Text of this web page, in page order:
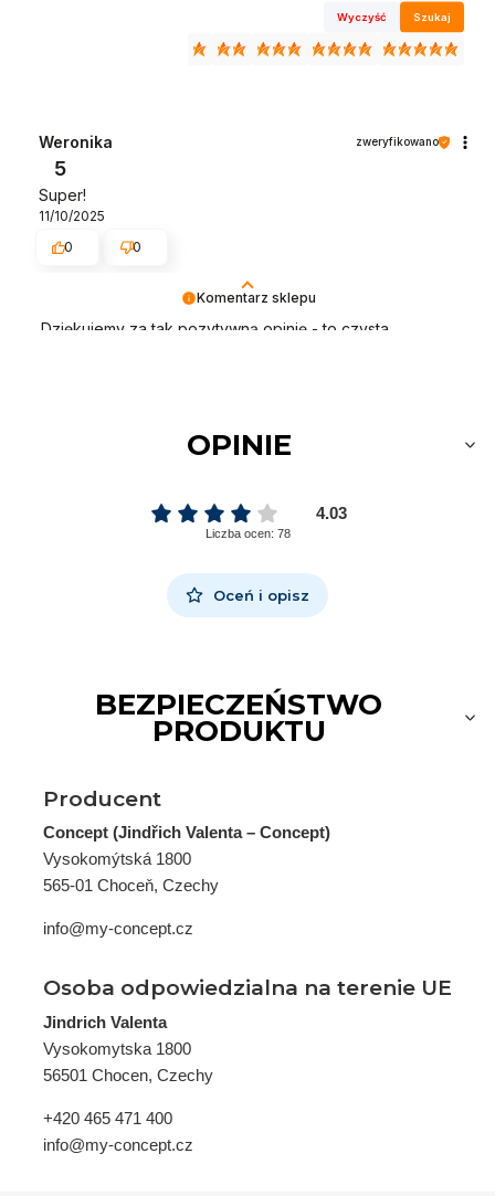
Wyczyść Szukaj
Komentarz sklepu
Dziękujemy za tak pozytywną opinię - to czysta
Weronika zweryfikowano
5
Super!
11/10/2025
0
0
OPINIE
4.03
Liczba ocen: 78
Oceń i opisz
BEZPIECZEŃSTWO
PRODUKTU
Producent
Concept (Jindřich Valenta – Concept)
Vysokomýtská 1800
565-01 Choceň, Czechy
info@my-concept.cz
Osoba odpowiedzialna na terenie UE
Jindrich Valenta
Vysokomytska 1800
56501 Chocen, Czechy
+420 465 471 400
info@my-concept.cz